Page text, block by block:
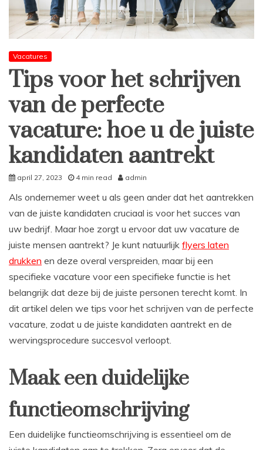
Vacatures
Tips voor het schrijven
van de perfecte
vacature: hoe u de juiste
kandidaten aantrekt
april 27, 2023 4 min read admin
Als ondernemer weet u als geen ander dat het aantrekken
van de juiste kandidaten cruciaal is voor het succes van
uw bedrijf. Maar hoe zorgt u ervoor dat uw vacature de
juiste mensen aantrekt? Je kunt natuurlijk flyers laten
drukken en deze overal verspreiden, maar bij een
specifieke vacature voor een specifieke functie is het
belangrijk dat deze bij de juiste personen terecht komt. In
dit artikel delen we tips voor het schrijven van de perfecte
vacature, zodat u de juiste kandidaten aantrekt en de
wervingsprocedure succesvol verloopt.
Maak een duidelijke
functieomschrijving
Een duidelijke functieomschrijving is essentieel om de